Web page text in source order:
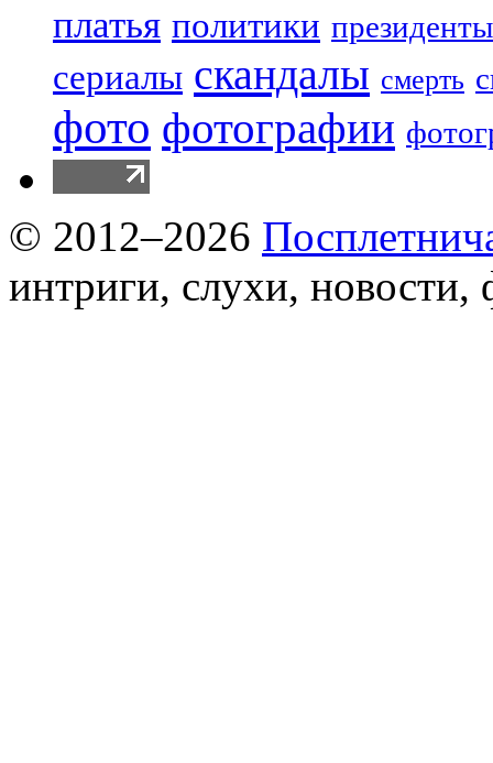
платья политики президенты
сериалы скандалы смерть
фото фотографии
© 2012–2026
интриги, слухи, новости,